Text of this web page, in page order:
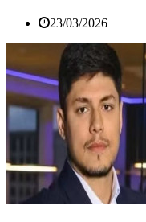
23/03/2026